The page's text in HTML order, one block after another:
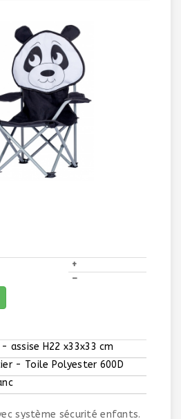
+
–
- assise H22 x33x33 cm
- Toile Polyester 600D
système sécurité enfants.